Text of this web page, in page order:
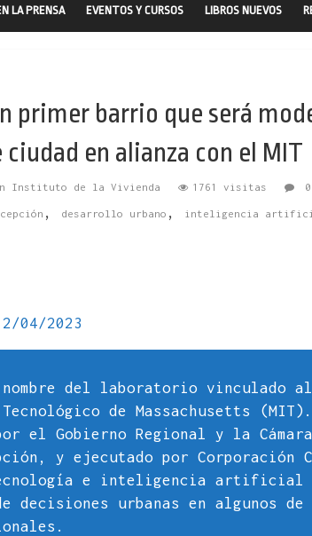
LA PRENSA EVENTOS Y CURSOS LIBROS NUEVOS
primer barrio que será
en alianza con el MIT
Instituto de la Vivienda 1761 visitas 0
, desarrollo urbano , inteligencia
04/2023
del laboratorio vinculado al
de Massachusetts
el Gobierno Regional y la
y ejecutado por Corporación
e inteligencia artificial
decisiones urbanas en algunos